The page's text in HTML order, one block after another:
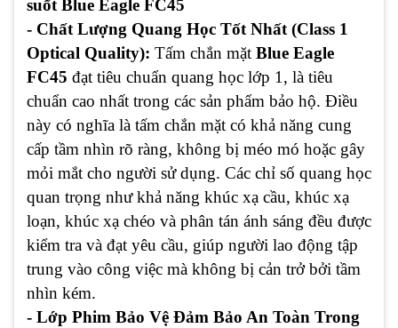
suốt Blue Eagle FC45
- Chất Lượng Quang Học Tốt Nhất (Class 1
Optical Quality): Tấm chắn mặt Blue Eagle
FC45 đạt tiêu chuẩn quang học lớp 1, là tiêu
chuẩn cao nhất trong các sản phẩm bảo hộ. Điều
này có nghĩa là tấm chắn mặt có khả năng cung
cấp tầm nhìn rõ ràng, không bị méo mó hoặc gây
mỏi mắt cho người sử dụng. Các chỉ số quang học
quan trọng như khả năng khúc xạ cầu, khúc xạ
loạn, khúc xạ chéo và phân tán ánh sáng đều được
kiểm tra và đạt yêu cầu, giúp người lao động tập
trung vào công việc mà không bị cản trở bởi tầm
nhìn kém.
- Lớp Phim Bảo Vệ Đảm Bảo An Toàn Trong